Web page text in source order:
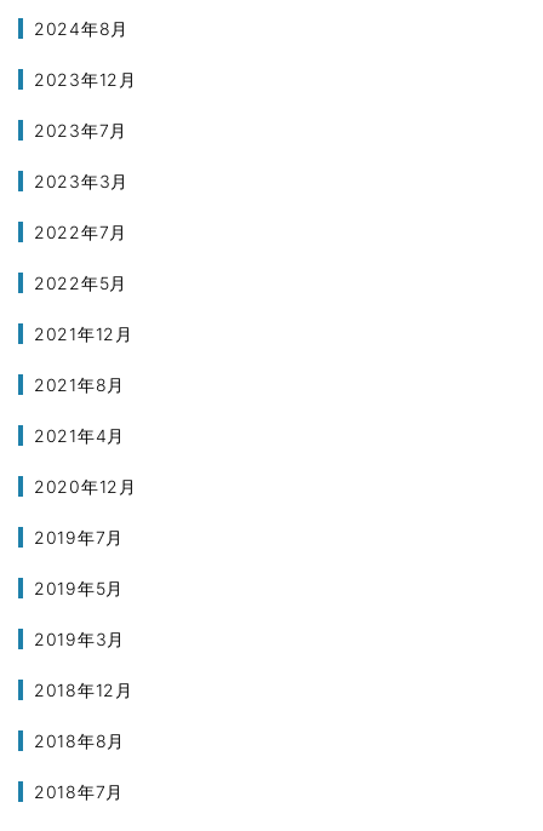
2024年8月
2023年12月
2023年7月
2023年3月
2022年7月
2022年5月
2021年12月
2021年8月
2021年4月
2020年12月
2019年7月
2019年5月
2019年3月
2018年12月
2018年8月
2018年7月